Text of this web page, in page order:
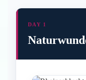
DAY 1